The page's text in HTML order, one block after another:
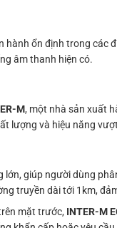
ổn định trong các
âm thanh hiện có.
M, một nhà sản xuất
lượng và hiệu năng
giúp người dùng
truyền dài tới 1km,
mặt trước, INTER-M